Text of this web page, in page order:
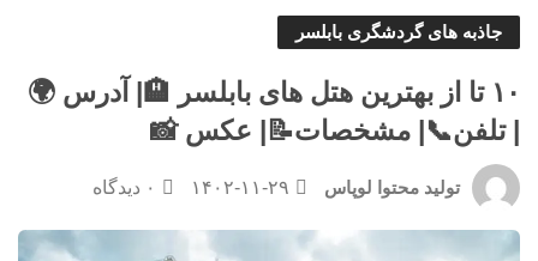
جاذبه های گردشگری بابلسر
۱۰ تا از بهترین هتل های بابلسر 🏨| آدرس 🌍
| تلفن📞| مشخصات📝| عکس 📸
تولید محتوا لوپاس ۱۴۰۲-۱۱-۲۹ ۰ دیدگاه